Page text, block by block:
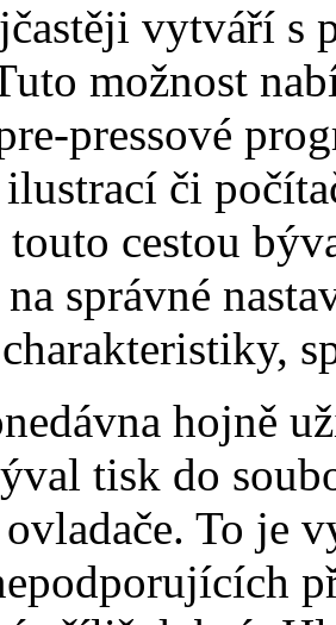
vytváří s
možnost
pressové
či
cestou
správné
hojně
tisk do
To je